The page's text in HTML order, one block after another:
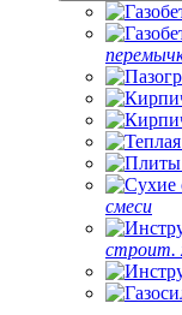
смеси
строит.